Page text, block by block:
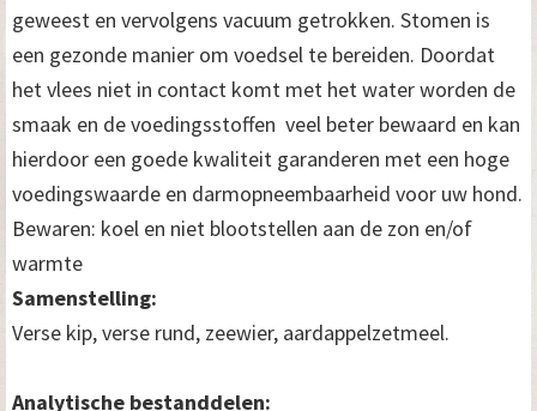
geweest en vervolgens vacuum getrokken. Stomen is
een gezonde manier om voedsel te bereiden. Doordat
het vlees niet in contact komt met het water worden de
smaak en de voedingsstoffen veel beter bewaard en kan
hierdoor een goede kwaliteit garanderen met een hoge
voedingswaarde en darmopneembaarheid voor uw hond.
Bewaren: koel en niet blootstellen aan de zon en/of
warmte
Samenstelling:
Verse kip, verse rund, zeewier, aardappelzetmeel.
Analytische bestanddelen: